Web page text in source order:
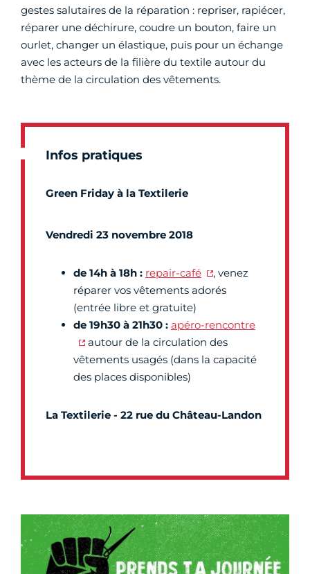
gestes salutaires de la réparation : repriser, rapiécer,
réparer une déchirure, coudre un bouton, faire un
ourlet, changer un élastique, puis pour un échange
avec les acteurs de la filière du textile autour du
thème de la circulation des vêtements.
Infos pratiques
Green Friday à la Textilerie
Vendredi 23 novembre 2018
de 14h à 18h : repair-café
, venez
réparer vos vêtements adorés
(entrée libre et gratuite)
de 19h30 à 21h30 : apéro-rencontre
autour de la circulation des
vêtements usagés (dans la capacité
des places disponibles)
La Textilerie - 22 rue du Château-Landon